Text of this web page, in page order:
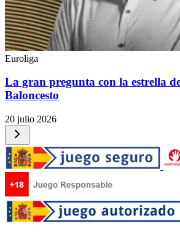
Euroliga
La gran pregunta con la estrella
Baloncesto
20 julio 2026